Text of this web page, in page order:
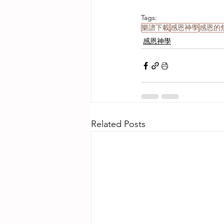
Tags:
樂譜下載感恩神學感恩的
感恩神學
Related Posts